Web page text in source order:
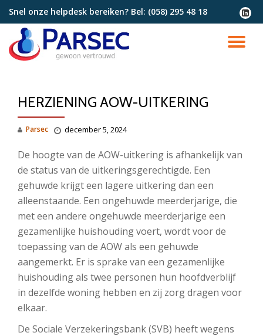
direct
naar
Snel onze helpdesk bereiken? Bel: (058) 295 48 18
fa-
HERZIENING AOW-UITKERING
Parsec december 5, 2024
De hoogte van de AOW-uitkering is afhankelijk van
de status van de uitkeringsgerechtigde. Een
gehuwde krijgt een lagere uitkering dan een
alleenstaande. Een ongehuwde meerderjarige, die
met een andere ongehuwde meerderjarige een
gezamenlijke huishouding voert, wordt voor de
toepassing van de AOW als een gehuwde
aangemerkt. Er is sprake van een gezamenlijke
huishouding als twee personen hun hoofdverblijf
in dezelfde woning hebben en zij zorg dragen voor
elkaar.
De Sociale Verzekeringsbank (SVB) heeft wegens